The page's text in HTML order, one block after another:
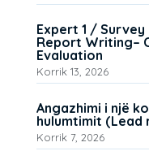
Expert 1 / Survey
Report Writing–
Evaluation
Korrik 13, 2026
Angazhimi i një
hulumtimit (Lead
Korrik 7, 2026